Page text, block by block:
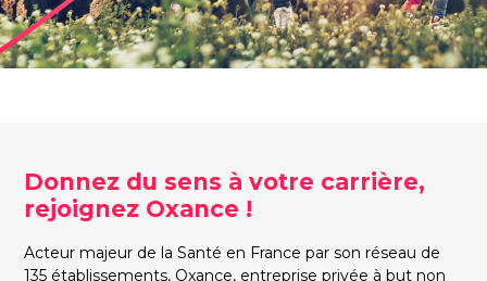
Donnez du sens à votre carrière,
rejoignez Oxance !
Acteur majeur de la Santé en France par son réseau de
135 établissements, Oxance, entreprise privée à but non